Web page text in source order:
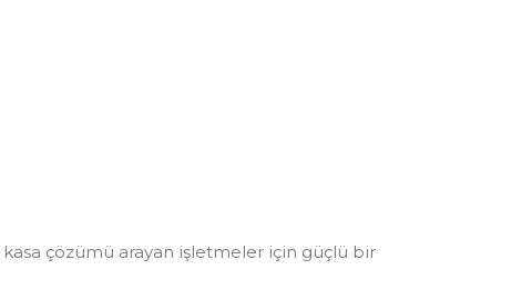
kasa çözümü arayan işletmeler için güçlü bir